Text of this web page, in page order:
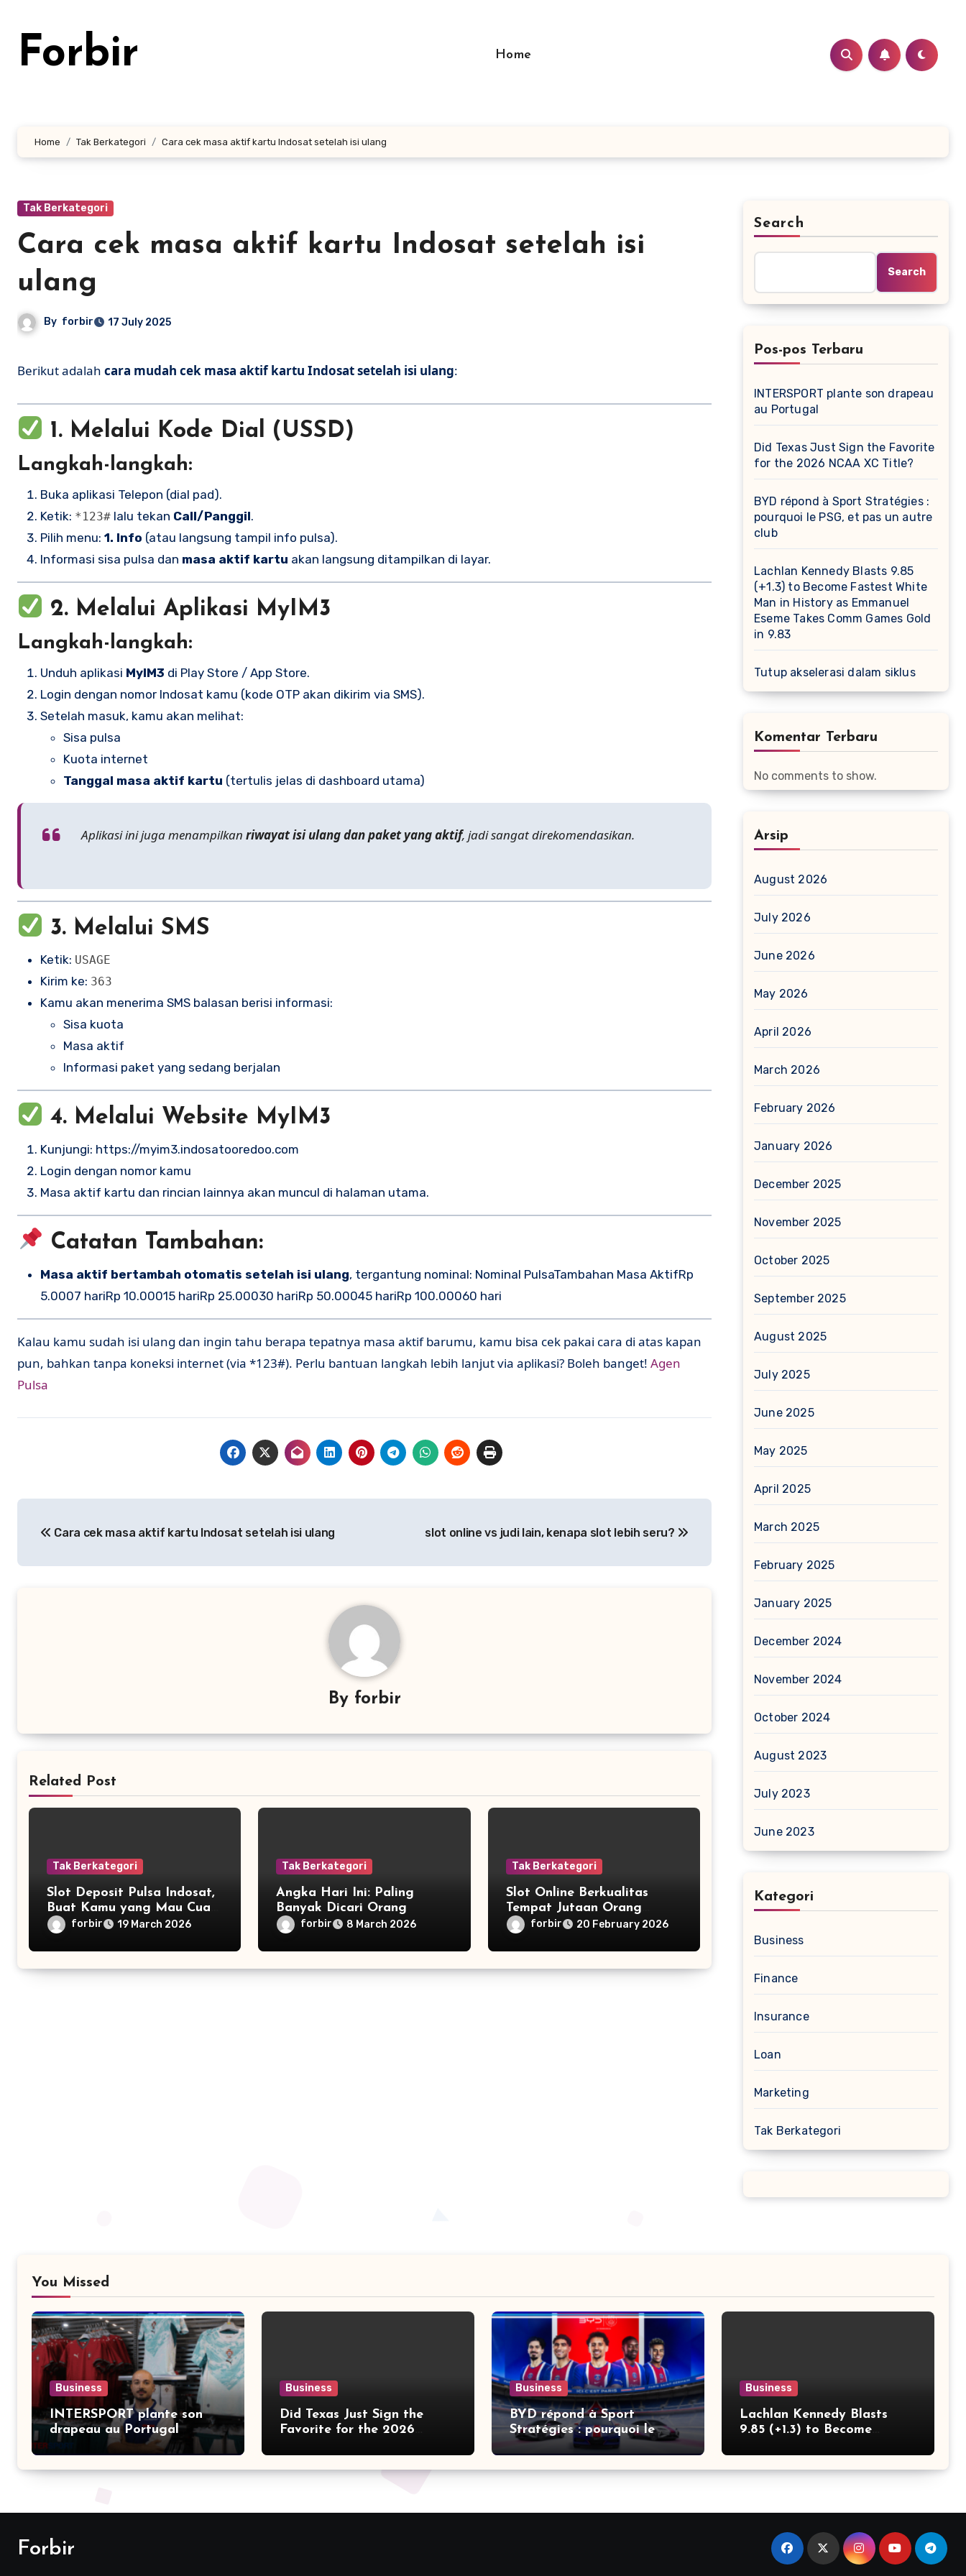
contentForbir Home
Home Tak Berkategori Cara cek masa aktif kartu Indosat setelah isi ulang
Tak Berkategori
Cara cek masa aktif kartu Indosat setelah isi
ulang
By forbir 17 July 2025
Berikut adalah cara mudah cek masa aktif kartu Indosat setelah isi ulang:
1. Melalui Kode Dial (USSD)
Langkah-langkah:
Buka aplikasi Telepon (dial pad).
Ketik: *123# lalu tekan Call/Panggil.
Pilih menu: 1. Info (atau langsung tampil info pulsa).
Informasi sisa pulsa dan masa aktif kartu akan langsung ditampilkan di layar.
2. Melalui Aplikasi MyIM3
Langkah-langkah:
Unduh aplikasi MyIM3 di Play Store / App Store.
Login dengan nomor Indosat kamu (kode OTP akan dikirim via SMS).
Setelah masuk, kamu akan melihat:
Sisa pulsa
Kuota internet
Tanggal masa aktif kartu (tertulis jelas di dashboard utama)
Aplikasi ini juga menampilkan riwayat isi ulang dan paket yang aktif, jadi sangat direkomendasikan.
3. Melalui SMS
Ketik: USAGE
Kirim ke: 363
Kamu akan menerima SMS balasan berisi informasi:
Sisa kuota
Masa aktif
Informasi paket yang sedang berjalan
4. Melalui Website MyIM3
Kunjungi: https://myim3.indosatooredoo.com
Login dengan nomor kamu
Masa aktif kartu dan rincian lainnya akan muncul di halaman utama.
Catatan Tambahan:
Masa aktif bertambah otomatis setelah isi ulang, tergantung nominal: Nominal PulsaTambahan Masa AktifRp
5.0007 hariRp 10.00015 hariRp 25.00030 hariRp 50.00045 hariRp 100.00060 hari
Kalau kamu sudah isi ulang dan ingin tahu berapa tepatnya masa aktif barumu, kamu bisa cek pakai cara di atas kapan
pun, bahkan tanpa koneksi internet (via *123#). Perlu bantuan langkah lebih lanjut via aplikasi? Boleh banget! Agen
Pulsa
navigation
Cara cek masa aktif kartu Indosat setelah isi ulang slot online vs judi lain, kenapa slot lebih seru?
By forbir
Related Post
Tak Berkategori
Slot Deposit Pulsa Indosat,
Buat Kamu yang Mau Cuan
Cepatforbir 19 March 2026
Tak Berkategori
Angka Hari Ini: Paling
Banyak Dicari Orang
forbir 8 March 2026
Tak Berkategori
Slot Online Berkualitas
Tempat Jutaan Orang
Bermain
forbir 20 February 2026
Search
Search
Pos-pos Terbaru
INTERSPORT plante son drapeau
au Portugal
Did Texas Just Sign the Favorite
for the 2026 NCAA XC Title?
BYD répond à Sport Stratégies :
pourquoi le PSG, et pas un autre
club
Lachlan Kennedy Blasts 9.85
(+1.3) to Become Fastest White
Man in History as Emmanuel
Eseme Takes Comm Games Gold
in 9.83
Tutup akselerasi dalam siklus
Komentar Terbaru
No comments to show.
Arsip
August 2026
July 2026
June 2026
May 2026
April 2026
March 2026
February 2026
January 2026
December 2025
November 2025
October 2025
September 2025
August 2025
July 2025
June 2025
May 2025
April 2025
March 2025
February 2025
January 2025
December 2024
November 2024
October 2024
August 2023
July 2023
June 2023
Kategori
Business
Finance
Insurance
Loan
Marketing
Tak Berkategori
You Missed
Business
INTERSPORT plante son
drapeau au Portugal
Business
Did Texas Just Sign the
Favorite for the 2026
Business
BYD répond à Sport
Stratégies : pourquoi le
PSG, et pas un autre club
Business
Lachlan Kennedy Blasts
9.85 (+1.3) to Become
History as Emmanuel Eseme
Takes Comm Games Gold in
Forbir